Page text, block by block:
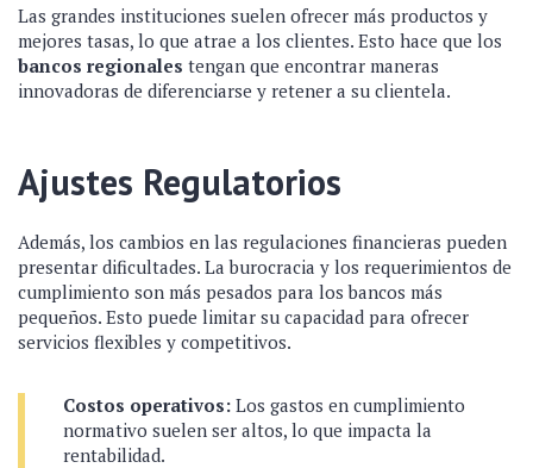
Las grandes instituciones suelen ofrecer más productos y
mejores tasas, lo que atrae a los clientes. Esto hace que los
bancos regionales tengan que encontrar maneras
innovadoras de diferenciarse y retener a su clientela.
Ajustes Regulatorios
Además, los cambios en las regulaciones financieras pueden
presentar dificultades. La burocracia y los requerimientos de
cumplimiento son más pesados para los bancos más
pequeños. Esto puede limitar su capacidad para ofrecer
servicios flexibles y competitivos.
Costos operativos: Los gastos en cumplimiento
normativo suelen ser altos, lo que impacta la
rentabilidad.